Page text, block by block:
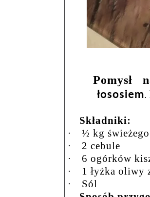
Pomysł
łososiem.
Składniki:
·
½ kg
·
2 cebule
·
6 ogórków
·
1 łyżka oliwy
·
Sól